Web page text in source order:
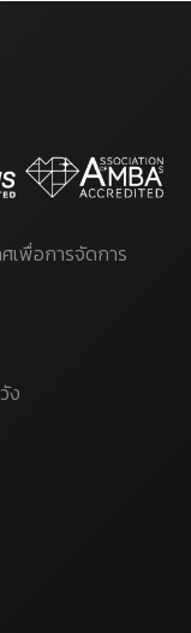
เพื่อการจัดการ
ง